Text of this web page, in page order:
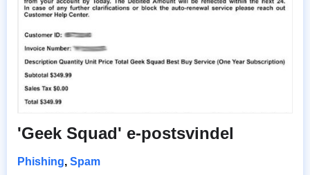
'Geek Squad' e-postsvindel
Phishing, Spam